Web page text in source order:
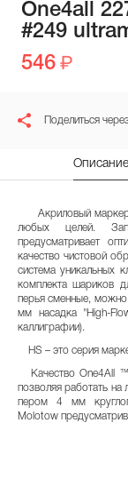
One4all
#249
546
Поделиться
Описание
Акриловый маркер
любых целей.
предусматривает
качество чистовой
система уникальных
комплекта шариков
перья сменные, можно
мм насадка "High-
каллиграфии).
HS – это серия
Качество One4All
позволяя работать
пером 4 мм
Molotow